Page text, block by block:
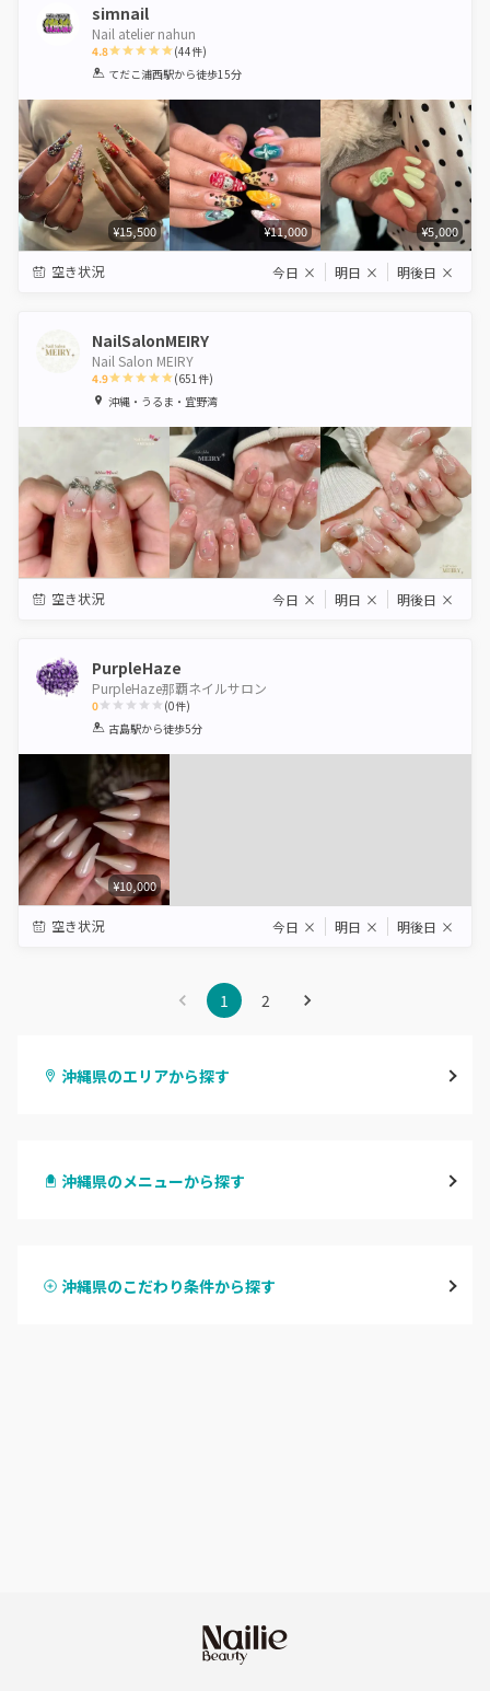
simnail
Nail atelier nahun
4.8
1 2 3 4 5
(44件)
てだこ浦西駅から徒歩15分
¥15,500 ¥11,000 ¥5,000
空き状況 今日 × 明日 × 明後日 ×
NailSalonMEIRY
Nail Salon MEIRY
4.9
1 2 3 4 5
(651件)
沖縄・うるま・宜野湾
空き状況 今日 × 明日 × 明後日 ×
PurpleHaze
PurpleHaze那覇ネイルサロン
0
1 2 3 4 5
(0件)
古島駅から徒歩5分
¥10,000
空き状況 今日 × 明日 × 明後日 ×
1 2
沖縄県のエリアから探す
沖縄・うるま・宜野湾
沖縄県のメニューから探す
ハンドスカルプ
沖縄県のこだわり条件から探す